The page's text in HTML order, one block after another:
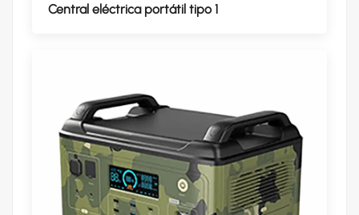
Central eléctrica portátil tipo 1